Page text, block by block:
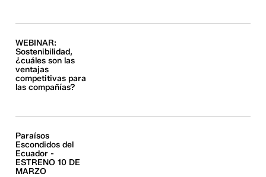
WEBINAR:
Sostenibilidad,
¿cuáles son las
ventajas
competitivas para
las compañías?
Paraísos
Escondidos del
Ecuador -
ESTRENO 10 DE
MARZO